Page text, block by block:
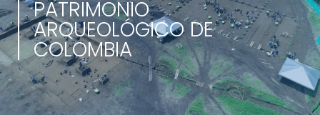
PATRIMONIO
ARQUEOLÓGICO DE
COLOMBIA